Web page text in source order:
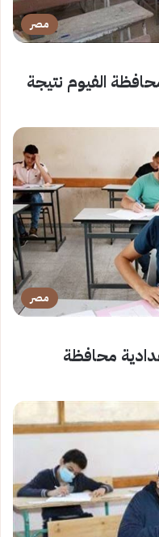
مصر
الفيوم نتيجة
مصر
محافظة